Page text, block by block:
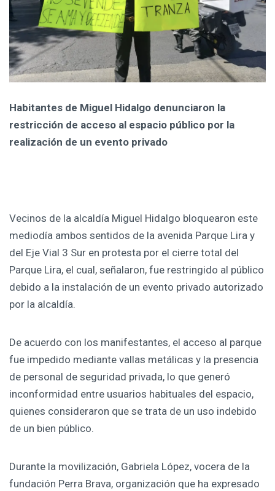
Habitantes de Miguel Hidalgo denunciaron la
restricción de acceso al espacio público por la
realización de un evento privado
Vecinos de la alcaldía Miguel Hidalgo bloquearon este
mediodía ambos sentidos de la avenida Parque Lira y
del Eje Vial 3 Sur en protesta por el cierre total del
Parque Lira, el cual, señalaron, fue restringido al público
debido a la instalación de un evento privado autorizado
por la alcaldía.
De acuerdo con los manifestantes, el acceso al parque
fue impedido mediante vallas metálicas y la presencia
de personal de seguridad privada, lo que generó
inconformidad entre usuarios habituales del espacio,
quienes consideraron que se trata de un uso indebido
de un bien público.
Durante la movilización, Gabriela López, vocera de la
fundación Perra Brava, organización que ha expresado